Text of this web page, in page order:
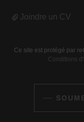
Joindre un CV
Ce site est protégé par
Conditions